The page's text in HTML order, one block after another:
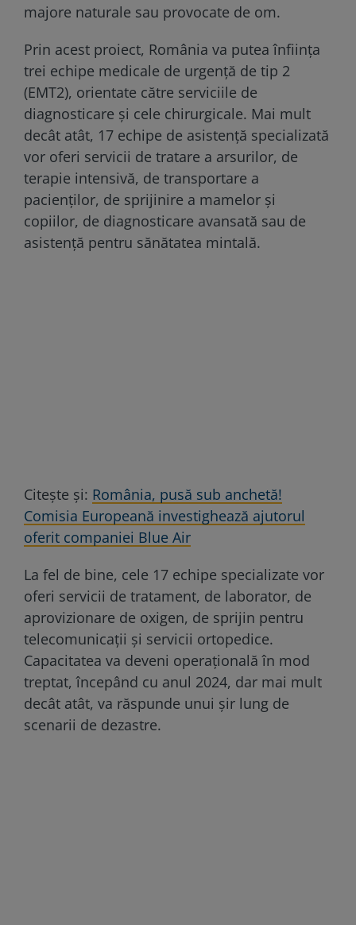
majore naturale sau provocate de om.
Prin acest proiect, România va putea înființa
trei echipe medicale de urgență de tip 2
(EMT2), orientate către serviciile de
diagnosticare și cele chirurgicale. Mai mult
decât atât, 17 echipe de asistență specializată
vor oferi servicii de tratare a arsurilor, de
terapie intensivă, de transportare a
pacienților, de sprijinire a mamelor și
copiilor, de diagnosticare avansată sau de
asistență pentru sănătatea mintală.
Citește și: România, pusă sub anchetă!
Comisia Europeană investighează ajutorul
oferit companiei Blue Air
La fel de bine, cele 17 echipe specializate vor
oferi servicii de tratament, de laborator, de
aprovizionare de oxigen, de sprijin pentru
telecomunicații și servicii ortopedice.
Capacitatea va deveni operațională în mod
treptat, începând cu anul 2024, dar mai mult
decât atât, va răspunde unui șir lung de
scenarii de dezastre.